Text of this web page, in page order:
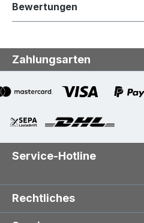
Bewertungen
Zahlungsarten
Service-Hotline
Rechtliches